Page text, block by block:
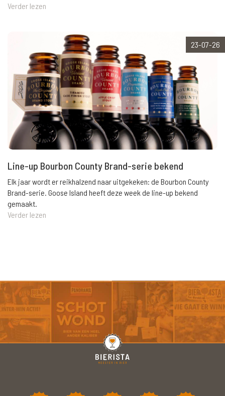
Verder lezen
23-07-26
Line-up Bourbon County Brand-serie bekend
Elk jaar wordt er reikhalzend naar uitgekeken: de Bourbon County
Brand-serie. Goose Island heeft deze week de line-up bekend
gemaakt.
Verder lezen